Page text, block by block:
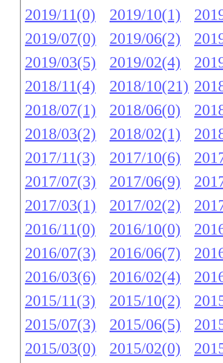
2019/11(0)
2019/10(1)
2019/07(0)
2019/06(2)
2019/03(5)
2019/02(4)
2018/11(4)
2018/10(21)
2018/07(1)
2018/06(0)
2018/03(2)
2018/02(1)
2017/11(3)
2017/10(6)
2017/07(3)
2017/06(9)
2017/03(1)
2017/02(2)
2016/11(0)
2016/10(0)
2016/07(3)
2016/06(7)
2016/03(6)
2016/02(4)
2015/11(3)
2015/10(2)
2015/07(3)
2015/06(5)
2015/03(0)
2015/02(0)